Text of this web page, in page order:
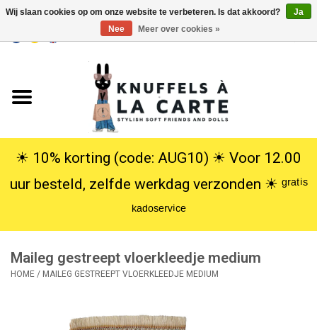
USD
Knuffels
Poppen
SALE
Cadeauservice
☀︎ 10% korting (code: AUG10) ☀︎ Voor 12.00
uur besteld, zelfde werkdag verzonden ☀︎ ᵍʳᵃᵗⁱˢ
ᵏᵃᵈᵒˢᵉʳᵛⁱᶜᵉ
Maileg gestreept vloerkleedje medium
HOME / MAILEG GESTREEPT VLOERKLEEDJE MEDIUM
Wij slaan cookies op om onze website te verbeteren. Is dat akkoord?
Ja
Nee
Meer over cookies »